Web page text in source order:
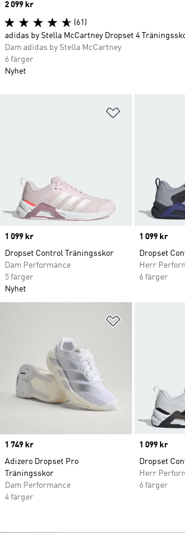
Price
1 099 kr
Dropset Control Träningsskor
Dam Performance
5 färger
Nyhet
Price
1 099 kr
Dropset
Herr
6 färger
Price
1 749 kr
Adizero Dropset Pro
Träningsskor
Dam Performance
4 färger
Price
1 099 kr
Dropset
Herr
6 färger
Price
2 099 kr
(61)
adidas by Stella McCartney Dropset 4
Dam adidas by Stella McCartney
6 färger
Nyhet